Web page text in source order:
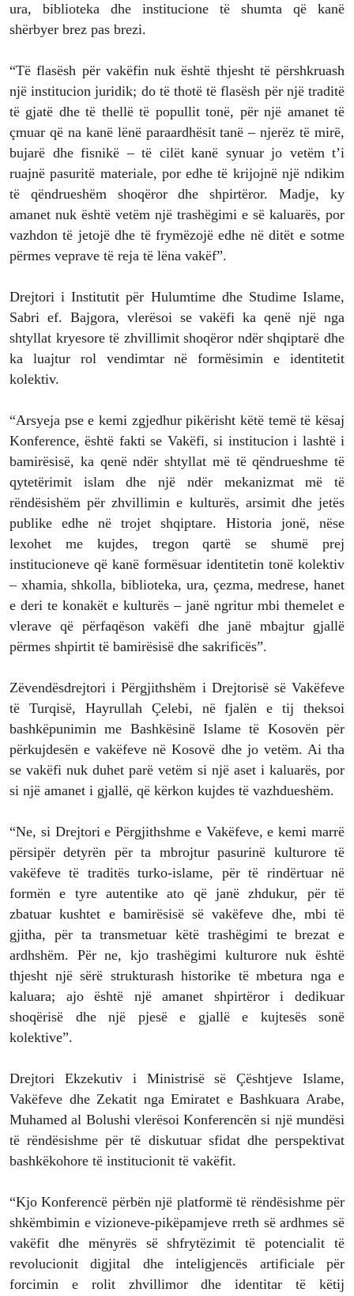
ura, biblioteka dhe institucione të shumta që kanë
shërbyer brez pas brezi.
“Të flasësh për vakëfin nuk është thjesht të përshkruash
një institucion juridik; do të thotë të flasësh për një traditë
të gjatë dhe të thellë të popullit tonë, për një amanet të
çmuar që na kanë lënë paraardhësit tanë – njerëz të mirë,
bujarë dhe fisnikë – të cilët kanë synuar jo vetëm t’i
ruajnë pasuritë materiale, por edhe të krijojnë një ndikim
të qëndrueshëm shoqëror dhe shpirtëror. Madje, ky
amanet nuk është vetëm një trashëgimi e së kaluarës, por
vazhdon të jetojë dhe të frymëzojë edhe në ditët e sotme
përmes veprave të reja të lëna vakëf”.
Drejtori i Institutit për Hulumtime dhe Studime Islame,
Sabri ef. Bajgora, vlerësoi se vakëfi ka qenë një nga
shtyllat kryesore të zhvillimit shoqëror ndër shqiptarë dhe
ka luajtur rol vendimtar në formësimin e identitetit
kolektiv.
“Arsyeja pse e kemi zgjedhur pikërisht këtë temë të kësaj
Konference, është fakti se Vakëfi, si institucion i lashtë i
bamirësisë, ka qenë ndër shtyllat më të qëndrueshme të
qytetërimit islam dhe një ndër mekanizmat më të
rëndësishëm për zhvillimin e kulturës, arsimit dhe jetës
publike edhe në trojet shqiptare. Historia jonë, nëse
lexohet me kujdes, tregon qartë se shumë prej
institucioneve që kanë formësuar identitetin tonë kolektiv
– xhamia, shkolla, biblioteka, ura, çezma, medrese, hanet
e deri te konakët e kulturës – janë ngritur mbi themelet e
vlerave që përfaqëson vakëfi dhe janë mbajtur gjallë
përmes shpirtit të bamirësisë dhe sakrificës”.
Zëvendësdrejtori i Përgjithshëm i Drejtorisë së Vakëfeve
të Turqisë, Hayrullah Çelebi, në fjalën e tij theksoi
bashkëpunimin me Bashkësinë Islame të Kosovën për
përkujdesën e vakëfeve në Kosovë dhe jo vetëm. Ai tha
se vakëfi nuk duhet parë vetëm si një aset i kaluarës, por
si një amanet i gjallë, që kërkon kujdes të vazhdueshëm.
“Ne, si Drejtori e Përgjithshme e Vakëfeve, e kemi marrë
përsipër detyrën për ta mbrojtur pasurinë kulturore të
vakëfeve të traditës turko-islame, për të rindërtuar në
formën e tyre autentike ato që janë zhdukur, për të
zbatuar kushtet e bamirësisë së vakëfeve dhe, mbi të
gjitha, për ta transmetuar këtë trashëgimi te brezat e
ardhshëm. Për ne, kjo trashëgimi kulturore nuk është
thjesht një sërë strukturash historike të mbetura nga e
kaluara; ajo është një amanet shpirtëror i dedikuar
shoqërisë dhe një pjesë e gjallë e kujtesës sonë
kolektive”.
Drejtori Ekzekutiv i Ministrisë së Çështjeve Islame,
Vakëfeve dhe Zekatit nga Emiratet e Bashkuara Arabe,
Muhamed al Bolushi vlerësoi Konferencën si një mundësi
të rëndësishme për të diskutuar sfidat dhe perspektivat
bashkëkohore të institucionit të vakëfit.
“Kjo Konferencë përbën një platformë të rëndësishme për
shkëmbimin e vizioneve-pikëpamjeve rreth së ardhmes së
vakëfit dhe mënyrës së shfrytëzimit të potencialit të
revolucionit digjital dhe inteligjencës artificiale për
forcimin e rolit zhvillimor dhe identitar të këtij